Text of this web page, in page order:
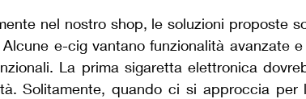
nel nostro shop, le soluzioni proposte
e-cig vantano funzionalità avanzate
La prima sigaretta elettronica
Solitamente, quando ci si approccia per